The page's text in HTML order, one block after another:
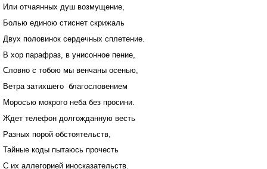
Или отчаянных душ возмущение,
Болью единою стиснет скрижаль
Двух половинок сердечных сплетение.
В хор парафраз, в унисонное пение,
Словно с тобою мы венчаны осенью,
Ветра затихшего благословением
Моросью мокрого неба без просини.
Ждет телефон долгожданную весть
Разных порой обстоятельств,
Тайные коды пытаюсь прочесть
С их аллегорией иносказательств.